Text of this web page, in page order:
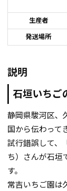
生産者
発送場所
説明
石垣いちご
静岡県駿河区、
国から伝わって
試行錯誤して、
ち）さんが石垣
す。
常吉いちご園は